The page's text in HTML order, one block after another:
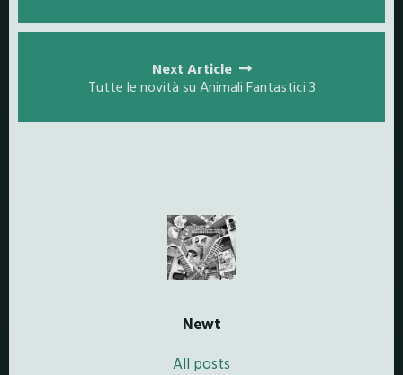
Next Article
Tutte le novità su Animali Fantastici 3
Newt
All posts